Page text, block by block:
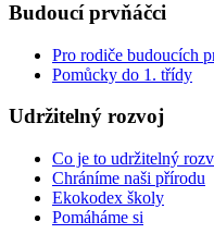
Budoucí prvňáčci
Pro rodiče budoucích
Pomůcky do 1. třídy
Udržitelný rozvoj
Co je to udržitelný
Chráníme naši přírodu
Ekokodex školy
Pomáháme si